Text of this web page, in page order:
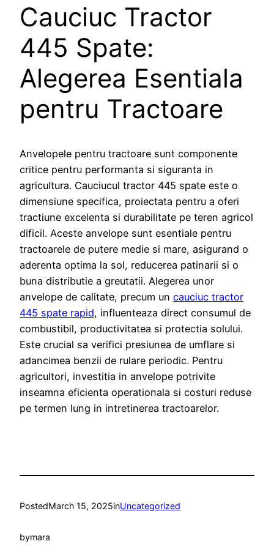
Cauciuc Tractor
445 Spate:
Alegerea Esentiala
pentru Tractoare
Anvelopele pentru tractoare sunt componente
critice pentru performanta si siguranta in
agricultura. Cauciucul tractor 445 spate este o
dimensiune specifica, proiectata pentru a oferi
tractiune excelenta si durabilitate pe teren agricol
dificil. Aceste anvelope sunt esentiale pentru
tractoarele de putere medie si mare, asigurand o
aderenta optima la sol, reducerea patinarii si o
buna distributie a greutatii. Alegerea unor
anvelope de calitate, precum un cauciuc tractor
445 spate rapid, influenteaza direct consumul de
combustibil, productivitatea si protectia solului.
Este crucial sa verifici presiunea de umflare si
adancimea benzii de rulare periodic. Pentru
agricultori, investitia in anvelope potrivite
inseamna eficienta operationala si costuri reduse
pe termen lung in intretinerea tractoarelor.
PostedMarch 15, 2025inUncategorized
bymara